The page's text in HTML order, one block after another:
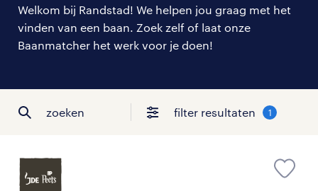
mijn carrière
over randstad
Welkom bij Randstad! We helpen jou graag met het
vinden van een baan. Zoek zelf of laat onze
Baanmatcher het werk voor je doen!
zoeken filter resultaten 1